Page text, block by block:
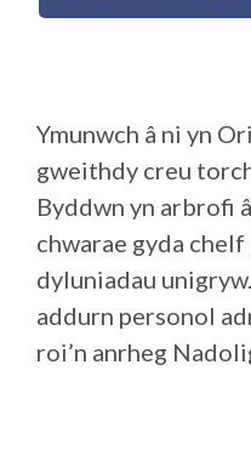
Ymunwch â ni yn
gweithdy creu
Byddwn yn arbrofi
chwarae gyda
dyluniadau
addurn personol
roi’n anrheg